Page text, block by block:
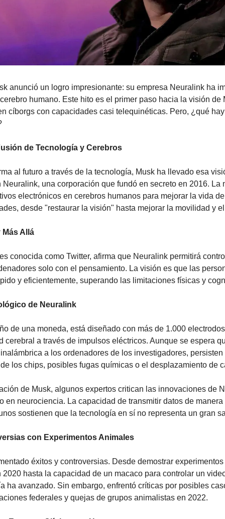
anunció un logro impresionante: su empresa Neuralink ha
humano. Este hito es el primer paso hacia la visión de
cíborgs con capacidades casi telequinéticas. Pero, ¿qué
de Tecnología y Cerebros
al futuro a través de la tecnología, Musk ha llevado esa
una corporación que fundó en secreto en 2016. La
electrónicos en cerebros humanos para mejorar la vida
desde "restaurar la visión" hasta mejorar la movilidad y
Allá
conocida como Twitter, afirma que Neuralink permitirá
solo con el pensamiento. La visión es que las
y eficientemente, superando las limitaciones físicas y
de Neuralink
de una moneda, está diseñado con más de 1.000
cerebral a través de impulsos eléctricos. Aunque se espera
a los ordenadores de los investigadores,
los chips, posibles fugas químicas o el desplazamiento de
de Musk, algunos expertos critican las innovaciones de
en neurociencia. La capacidad de transmitir datos de
sostienen que la tecnología en sí no representa un gran
con Experimentos Animales
éxitos y controversias. Desde demostrar
2020 hasta la capacidad de un macaco para controlar un
ha avanzado. Sin embargo, enfrentó críticas por posibles
federales y quejas de grupos animalistas en 2022.